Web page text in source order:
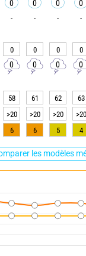
les modèles
0 0 0 0
- - - -
0 0 0 0
0 0 0 0
58 61 62 63
>20 >20 >20 >20
6 6 5 4